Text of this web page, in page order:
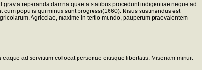
reparanda damna quae a statibus procedunt indigentiae neque ad
populis qui minus sunt progressi(1660). Nisus sustinendus est
Agricolae, maxime in tertio mundo, pauperum praevalentem
eaque ad servitium collocat personae eiusque libertatis. Miseriam minuit